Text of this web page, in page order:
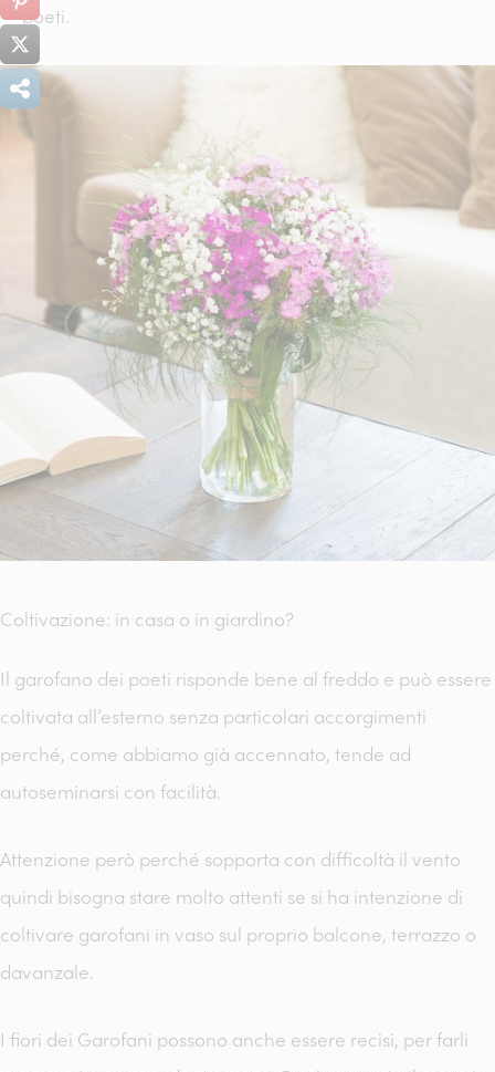
poeti.
Coltivazione: in casa o in giardino?
Il garofano dei poeti risponde bene al freddo e può essere
coltivata all’esterno senza particolari accorgimenti
perché, come abbiamo già accennato, tende ad
autoseminarsi con facilità.
Attenzione però perché sopporta con difficoltà il vento
quindi bisogna stare molto attenti se si ha intenzione di
coltivare garofani in vaso sul proprio balcone, terrazzo o
davanzale.
I fiori dei Garofani possono anche essere recisi, per farli